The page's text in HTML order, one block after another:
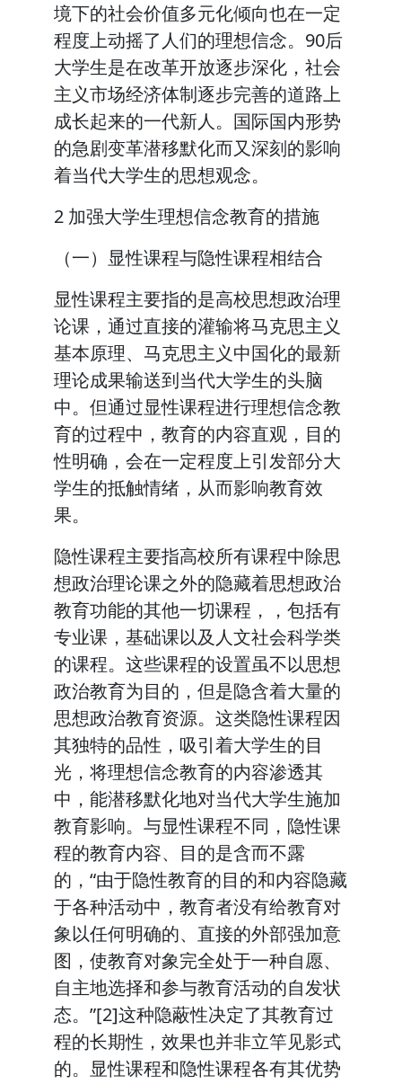
境下的社会价值多元化倾向也在一定
程度上动摇了人们的理想信念。90后
大学生是在改革开放逐步深化，社会
主义市场经济体制逐步完善的道路上
成长起来的一代新人。国际国内形势
的急剧变革潜移默化而又深刻的影响
着当代大学生的思想观念。
2 加强大学生理想信念教育的措施
（一）显性课程与隐性课程相结合
显性课程主要指的是高校思想政治理
论课，通过直接的灌输将马克思主义
基本原理、马克思主义中国化的最新
理论成果输送到当代大学生的头脑
中。但通过显性课程进行理想信念教
育的过程中，教育的内容直观，目的
性明确，会在一定程度上引发部分大
学生的抵触情绪，从而影响教育效
果。
隐性课程主要指高校所有课程中除思
想政治理论课之外的隐藏着思想政治
教育功能的其他一切课程，，包括有
专业课，基础课以及人文社会科学类
的课程。这些课程的设置虽不以思想
政治教育为目的，但是隐含着大量的
思想政治教育资源。这类隐性课程因
其独特的品性，吸引着大学生的目
光，将理想信念教育的内容渗透其
中，能潜移默化地对当代大学生施加
教育影响。与显性课程不同，隐性课
程的教育内容、目的是含而不露
的，“由于隐性教育的目的和内容隐藏
于各种活动中，教育者没有给教育对
象以任何明确的、直接的外部强加意
图，使教育对象完全处于一种自愿、
自主地选择和参与教育活动的自发状
态。”[2]这种隐蔽性决定了其教育过
程的长期性，效果也并非立竿见影式
的。显性课程和隐性课程各有其优势